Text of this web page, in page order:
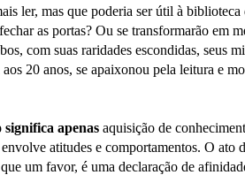
ler, mas que poderia ser útil à
as portas? Ou se transformarão em
com suas raridades escondidas, seus
20 anos, se apaixonou pela leitura e
apenas aquisição de
atitudes e comportamentos. O ato
um favor, é uma declaração de